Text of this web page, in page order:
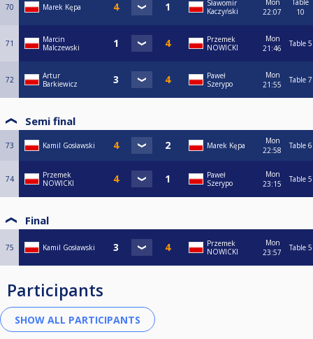
70 Marek Kępa
Sławomir
Kaczyński
Mon
22:07
Table
10
71
Marcin
Malczewski
Przemek
NOWICKI
Mon
21:46
Table 5
72
Artur
Barkiewicz
Paweł
Szerypo
Mon
21:55
Table 7
Semi final
73 Kamil Gosławski Marek Kępa
Mon
22:58
Table 6
74
Przemek
NOWICKI
Paweł
Szerypo
Mon
23:15
Table 5
Final
75 Kamil Gosławski
Przemek
NOWICKI
Mon
23:57
Table 5
Participants